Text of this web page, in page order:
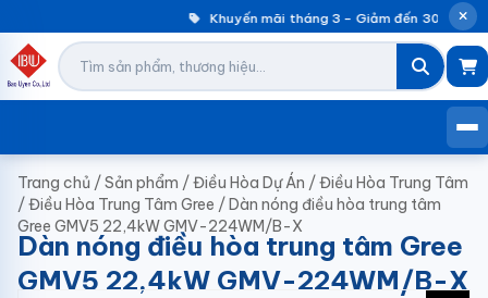
Khuyến mãi tháng 3 – Giảm đến 30%
Trang chủ /Sản phẩm /Điều Hòa Dự Án /Điều Hòa Trung Tâm
/Điều Hòa Trung Tâm Gree /Dàn nóng điều hòa trung tâm
Gree GMV5 22,4kW GMV-224WM/B-X
Dàn nóng điều hòa trung tâm Gree
GMV5 22,4kW GMV-224WM/B-X